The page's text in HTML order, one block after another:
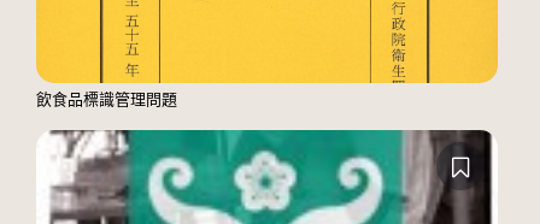
飲食品標識管理問題